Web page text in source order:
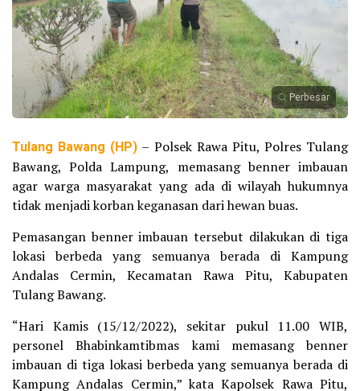
Perbesar
Tulang Bawang (HP) – Polsek Rawa Pitu, Polres Tulang
Bawang, Polda Lampung, memasang benner imbauan
agar warga masyarakat yang ada di wilayah hukumnya
tidak menjadi korban keganasan dari hewan buas.
Pemasangan benner imbauan tersebut dilakukan di tiga
lokasi berbeda yang semuanya berada di Kampung
Andalas Cermin, Kecamatan Rawa Pitu, Kabupaten
Tulang Bawang.
“Hari Kamis (15/12/2022), sekitar pukul 11.00 WIB,
personel Bhabinkamtibmas kami memasang benner
imbauan di tiga lokasi berbeda yang semuanya berada di
Kampung Andalas Cermin,” kata Kapolsek Rawa Pitu,